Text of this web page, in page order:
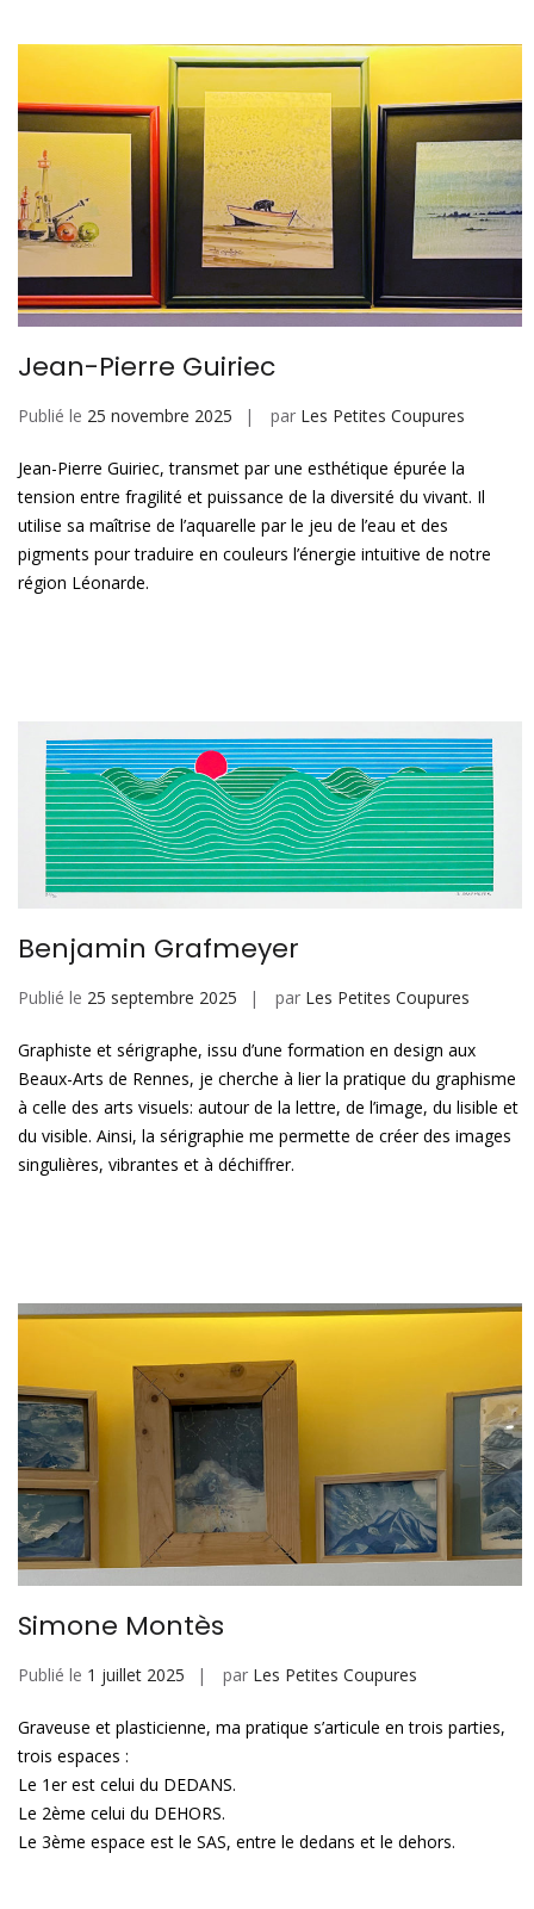
Jean-Pierre Guiriec
Publié le 25 novembre 2025 par Les Petites Coupures
Jean-Pierre Guiriec, transmet par une esthétique épurée la
tension entre fragilité et puissance de la diversité du vivant. Il
utilise sa maîtrise de l’aquarelle par le jeu de l’eau et des
pigments pour traduire en couleurs l’énergie intuitive de notre
région Léonarde.
Benjamin Grafmeyer
Publié le 25 septembre 2025 par Les Petites Coupures
Graphiste et sérigraphe, issu d’une formation en design aux
Beaux-Arts de Rennes, je cherche à lier la pratique du graphisme
à celle des arts visuels: autour de la lettre, de l’image, du lisible et
du visible. Ainsi, la sérigraphie me permette de créer des images
singulières, vibrantes et à déchiffrer.
Simone Montès
Publié le 1 juillet 2025 par Les Petites Coupures
Graveuse et plasticienne, ma pratique s’articule en trois parties,
trois espaces :
Le 1er est celui du DEDANS.
Le 2ème celui du DEHORS.
Le 3ème espace est le SAS, entre le dedans et le dehors.